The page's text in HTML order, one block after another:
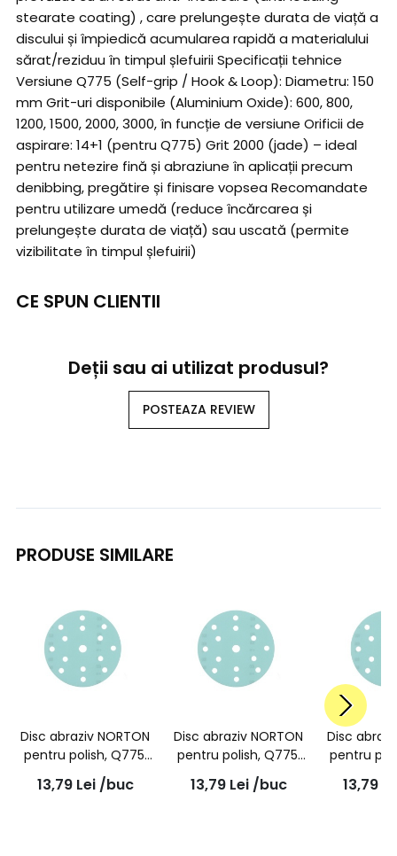
stearate coating) , care prelungește durata de viață a
discului și împiedică acumularea rapidă a materialului
sărat/reziduu în timpul șlefuirii Specificații tehnice
Versiune Q775 (Self-grip / Hook & Loop): Diametru: 150
mm Grit-uri disponibile (Aluminium Oxide): 600, 800,
1200, 1500, 2000, 3000, în funcție de versiune Orificii de
aspirare: 14+1 (pentru Q775) Grit 2000 (jade) – ideal
pentru netezire fină și abraziune în aplicații precum
denibbing, pregătire și finisare vopsea Recomandate
pentru utilizare umedă (reduce încărcarea și
prelungește durata de viață) sau uscată (permite
vizibilitate în timpul șlefuirii)
CE SPUN CLIENTII
Deții sau ai utilizat produsul?
POSTEAZA REVIEW
PRODUSE SIMILARE
Disc abraziv NORTON
pentru polish, Q775,
P800, super flexibil
150mm, 15 gauri
13,79 Lei /buc
Disc abraziv NORTON
pentru polish, Q775,
P1200, super flexibil
150mm, 15 gauri
13,79 Lei /buc
Disc
pentru
150mm,
13,79